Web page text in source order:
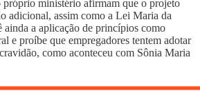
próprio ministério afirmam que o projeto
adicional, assim como a Lei Maria da
ainda a aplicação de princípios como
e proíbe que empregadores tentem adotar
como aconteceu com Sônia Maria